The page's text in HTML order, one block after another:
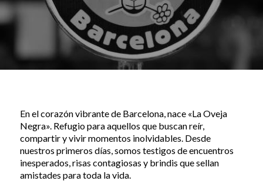
En el corazón vibrante de Barcelona, nace «La Oveja
Negra». Refugio para aquellos que buscan reír,
compartir y vivir momentos inolvidables. Desde
nuestros primeros días, somos testigos de encuentros
inesperados, risas contagiosas y brindis que sellan
amistades para toda la vida.